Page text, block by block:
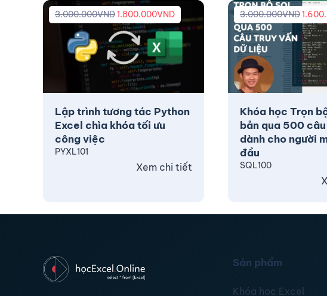
Lập trình tương tác Python
Excel chìa khóa tối ưu
công việc
3.000.000VND1.800.000VND
PYXL101
Xem chi tiết
Khóa học Trọn
bản qua 500
dành cho người
đầu
3.000.000VND
SQL100
Sản phẩm
Khóa học Excel